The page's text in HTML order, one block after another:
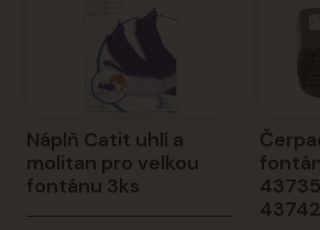
Náplň Catit uhlí a
molitan pro velkou
fontánu 3ks